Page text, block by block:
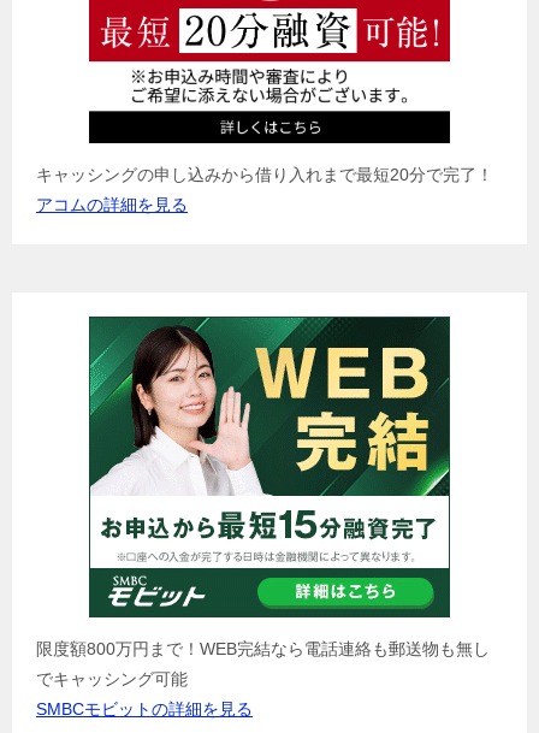
キャッシングの申し込みから借り入れまで最短20分で完了！
アコムの詳細を見る
限度額800万円まで！WEB完結なら電話連絡も郵送物も無し
でキャッシング可能
SMBCモビットの詳細を見る